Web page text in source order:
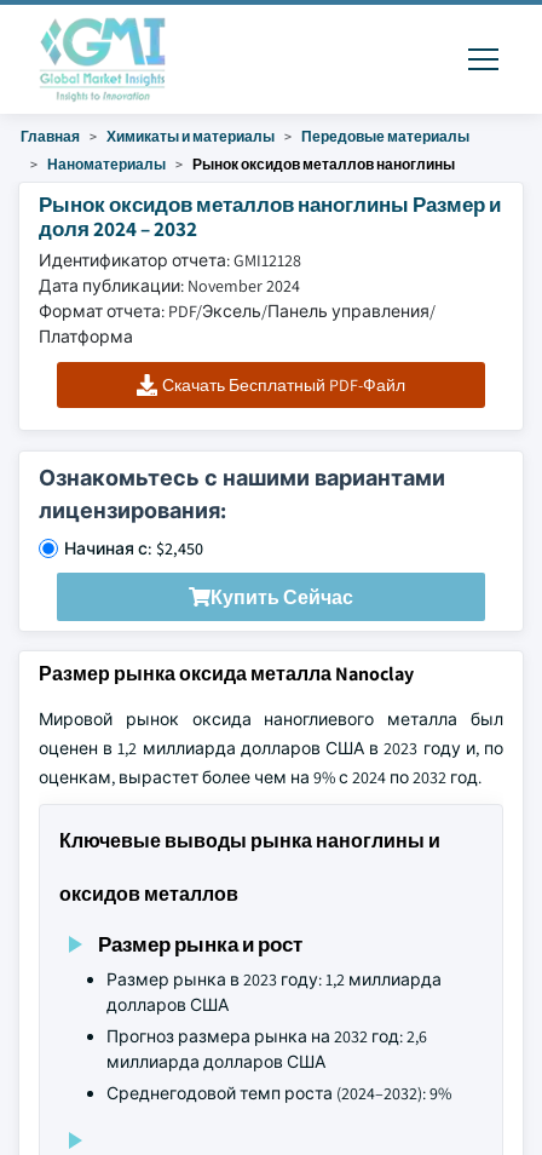
Главная Химикаты и материалы
Передовые материалы
Наноматериалы
Рынок оксидов металлов наноглины
Рынок оксидов металлов наноглины Размер и
доля 2024 – 2032
Идентификатор отчета: GMI12128
Дата публикации: November 2024
Формат отчета: PDF/Эксель/Панель управления/
Платформа
Скачать Бесплатный PDF-Файл
Ознакомьтесь с нашими вариантами
лицензирования:
Начиная с: $2,450
Купить Сейчас
Размер рынка оксида металла Nanoclay
Мировой рынок оксида наноглиевого металла был
оценен в 1,2 миллиарда долларов США в 2023 году и, по
оценкам, вырастет более чем на 9% с 2024 по 2032 год.
Ключевые выводы рынка наноглины и
оксидов металлов
Размер рынка и рост
Размер рынка в 2023 году: 1,2 миллиарда
долларов США
Прогноз размера рынка на 2032 год: 2,6
миллиарда долларов США
Среднегодовой темп роста (2024–2032): 9%